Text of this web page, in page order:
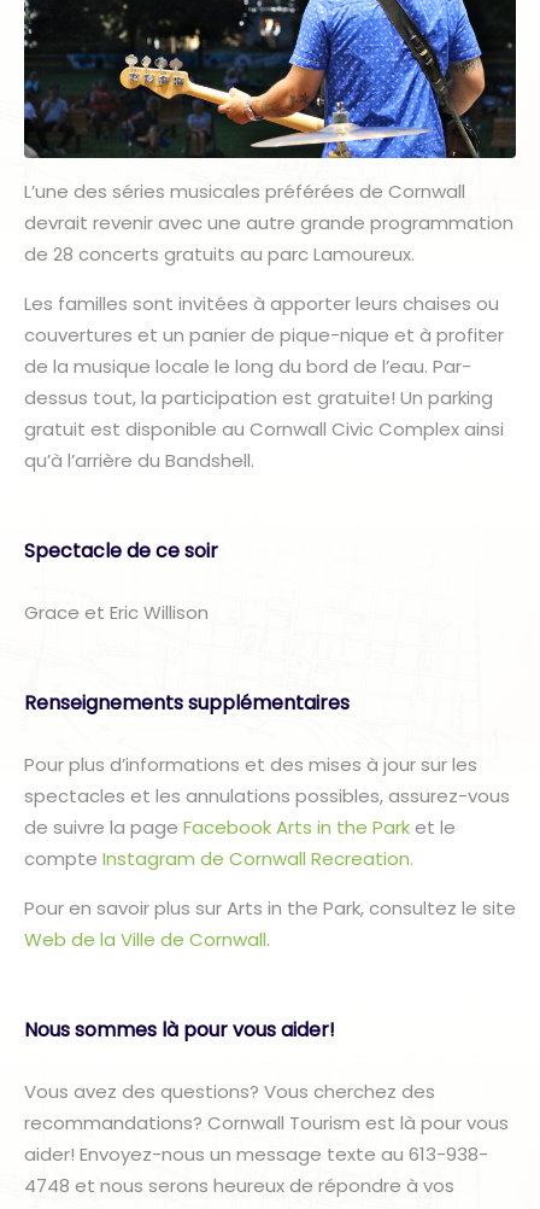
L’une des séries musicales préférées de Cornwall
devrait revenir avec une autre grande programmation
de 28 concerts gratuits au parc Lamoureux.
Les familles sont invitées à apporter leurs chaises ou
couvertures et un panier de pique-nique et à profiter
de la musique locale le long du bord de l’eau. Par-
dessus tout, la participation est gratuite! Un parking
gratuit est disponible au Cornwall Civic Complex ainsi
qu’à l’arrière du Bandshell.
Spectacle de ce soir
Grace et Eric Willison
Renseignements supplémentaires
Pour plus d’informations et des mises à jour sur les
spectacles et les annulations possibles, assurez-vous
de suivre la page Facebook Arts in the Parket le
compte Instagram de Cornwall Recreation.
Pour en savoir plus sur Arts in the Park, consultez le site
Web de la Ville de Cornwall.
Nous sommes là pour vous aider!
Vous avez des questions? Vous cherchez des
recommandations? Cornwall Tourism est là pour vous
aider! Envoyez-nous un message texte au 613-938-
4748 et nous serons heureux de répondre à vos